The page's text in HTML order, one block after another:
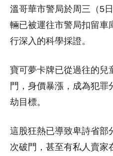
溫哥華市警局於周三（5
輛已被運往市警局扣留車
行深入的科學採證。
寶可夢卡牌已從過往的兒
門，身價暴漲，成為犯罪
劫目標。
這股狂熱已導致卑詩省部
次破門，甚至有私人賣家